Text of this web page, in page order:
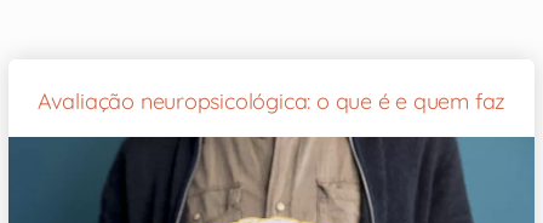
Avaliação neuropsicológica: o que é e quem faz